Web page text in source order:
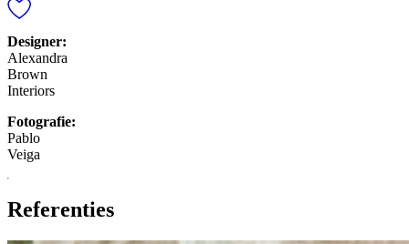
Designer:
Alexandra
Brown
Interiors
Fotografie:
Pablo
Veiga
Referenties